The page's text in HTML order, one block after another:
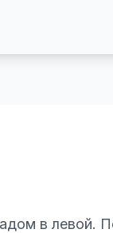
в левой.